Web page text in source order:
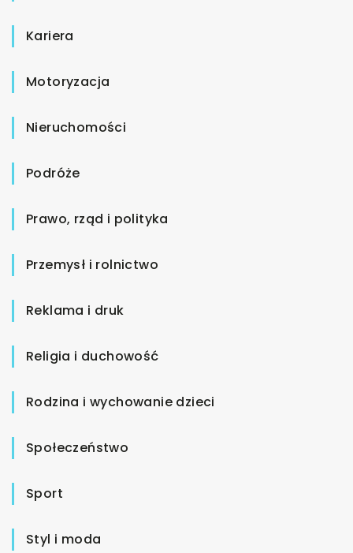
Kariera
Motoryzacja
Nieruchomości
Podróże
Prawo, rząd i polityka
Przemysł i rolnictwo
Reklama i druk
Religia i duchowość
Rodzina i wychowanie dzieci
Społeczeństwo
Sport
Styl i moda